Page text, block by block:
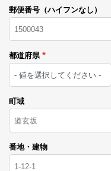
郵便番号（ハイフンなし）
都道府県
町域
番地・建物